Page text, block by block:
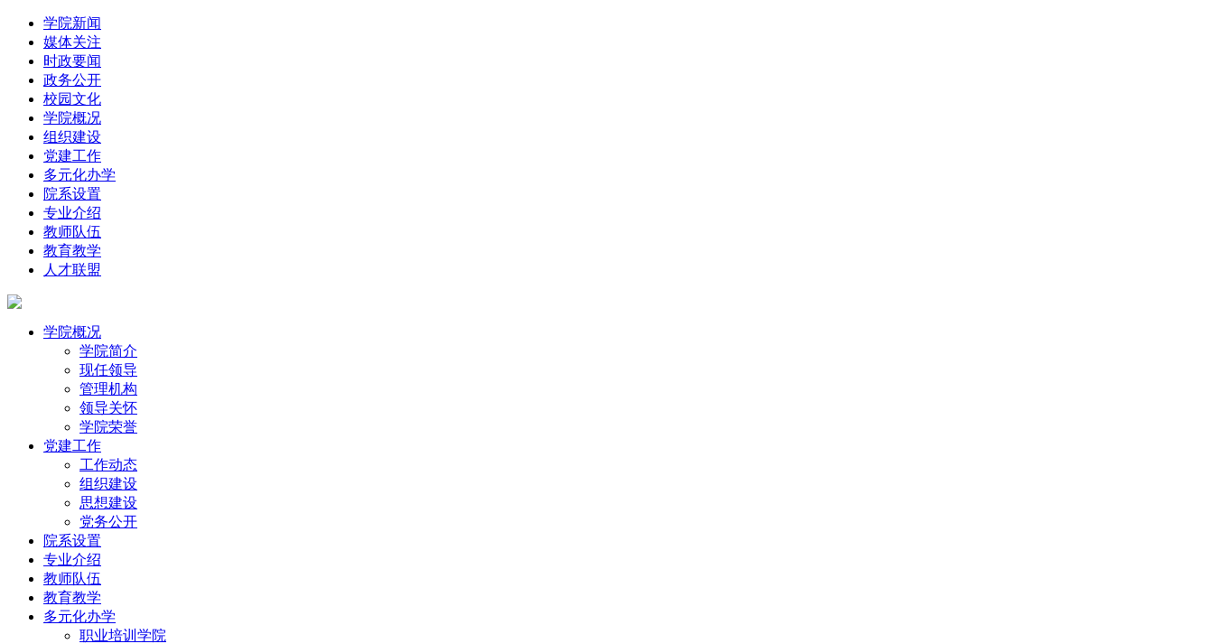
学院新闻
媒体关注
时政要闻
政务公开
校园文化
学院概况
组织建设
党建工作
多元化办学
院系设置
专业介绍
教师队伍
教育教学
人才联盟
学院概况
学院简介
现任领导
管理机构
领导关怀
学院荣誉
党建工作
工作动态
组织建设
思想建设
党务公开
院系设置
专业介绍
教师队伍
教育教学
多元化办学
职业培训学院